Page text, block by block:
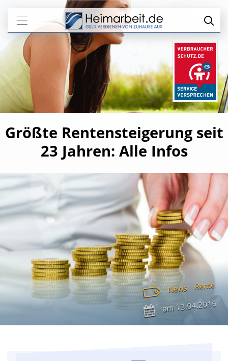
Größte Rentensteigerung seit
23 Jahren: Alle Infos
News Rente
am13.04.2016